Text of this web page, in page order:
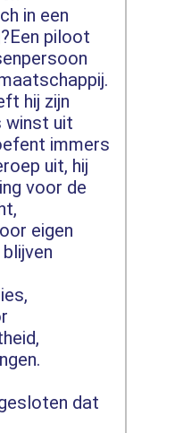
in een
piloot
hij zijn
winst uit
immers
uit, hij
voor de
eigen
dat